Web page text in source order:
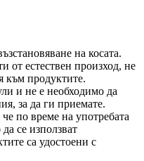
на косата.
от естествен произход, не
към продуктите.
и не е необходимо да
за да ги приемате.
по време на употребата
се използват
са удостоени с